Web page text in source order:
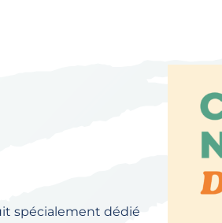
spécialement dédié